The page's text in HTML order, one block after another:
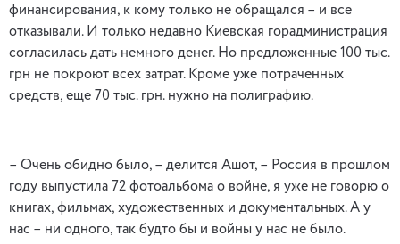
финансирования, к кому только не обращался – и все
отказывали. И только недавно Киевская горадминистрация
согласилась дать немного денег. Но предложенные 100 тыс.
грн не покроют всех затрат. Кроме уже потраченных
средств, еще 70 тыс. грн. нужно на полиграфию.
– Очень обидно было, – делится Ашот, – Россия в прошлом
году выпустила 72 фотоальбома о войне, я уже не говорю о
книгах, фильмах, художественных и документальных. А у
нас – ни одного, так будто бы и войны у нас не было.